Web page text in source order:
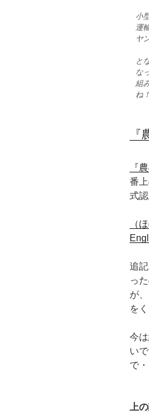
小
運
ヤ
と
な
組
ね
『
番
式
（
追
っ
が
を
今
い
で
上